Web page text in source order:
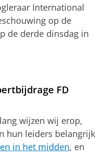
International
op de
de derde dinsdag in
FD
wijzen wij erop,
hun leiders belangrijk
in het midden, en